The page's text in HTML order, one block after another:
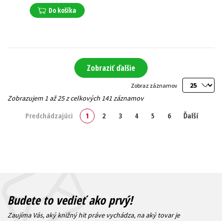
Do košíka
Zobraziť ďalšie
Zobraz záznamov
Zobrazujem 1 až 25 z celkových 141 záznamov
Predchádzajúci 1 2 3 4 5 6 Ďalší
Budete to vedieť ako prvý!
Zaujíma Vás, aký knižný hit práve vychádza, na aký tovar je